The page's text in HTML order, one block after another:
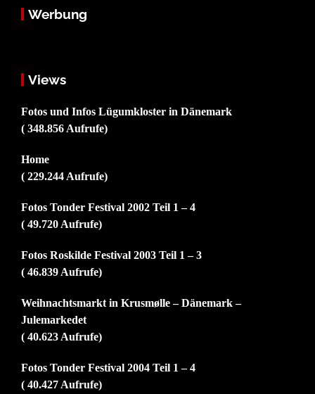
Werbung
Views
Fotos und Infos Lügumkloster in Dänemark
( 348.856 Aufrufe)
Home
( 229.244 Aufrufe)
Fotos Tonder Festival 2002 Teil 1 – 4
( 49.720 Aufrufe)
Fotos Roskilde Festival 2003 Teil 1 – 3
( 46.839 Aufrufe)
Weihnachtsmarkt in Krusmølle – Dänemark –
Julemarkedet
( 40.623 Aufrufe)
Fotos Tonder Festival 2004 Teil 1 – 4
( 40.427 Aufrufe)